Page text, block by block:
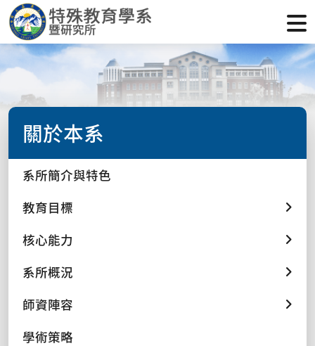
關於本系
系所簡介與特色
教育目標
核心能力
系所概況
師資陣容
學術策略